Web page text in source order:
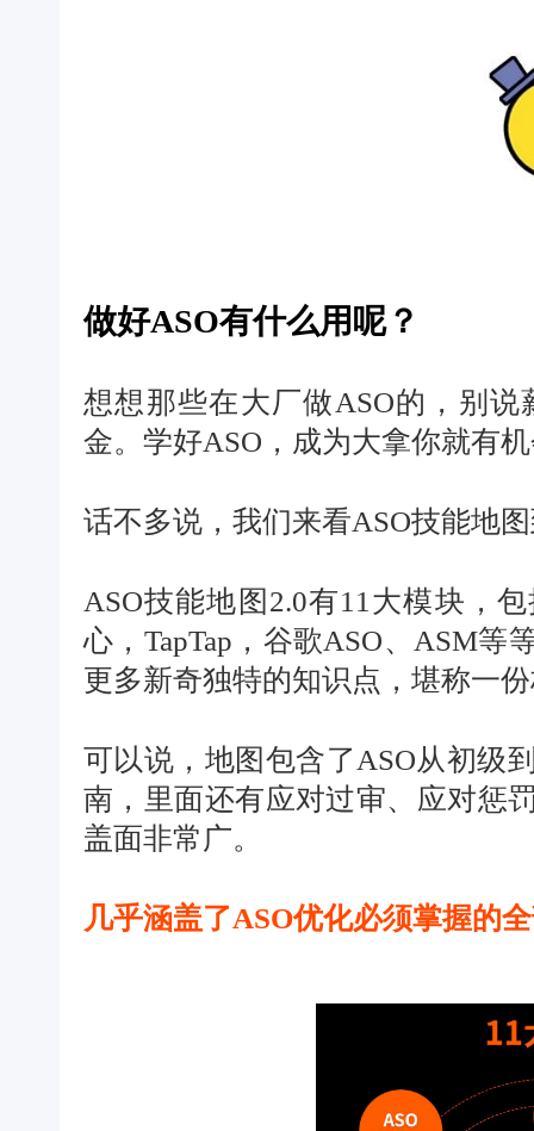
做好ASO有什么用呢？
想想那些在大厂做ASO的，别
金。学好ASO，成为大拿你就有
话不多说，我们来看ASO技能地
ASO技能地图2.0有11大模块，
心，TapTap，谷歌ASO、ASM
更多新奇独特的知识点，堪称一
可以说，地图包含了ASO从初级
南，里面还有应对过审、应对惩
盖面非常广。
几乎涵盖了ASO优化必须掌握的